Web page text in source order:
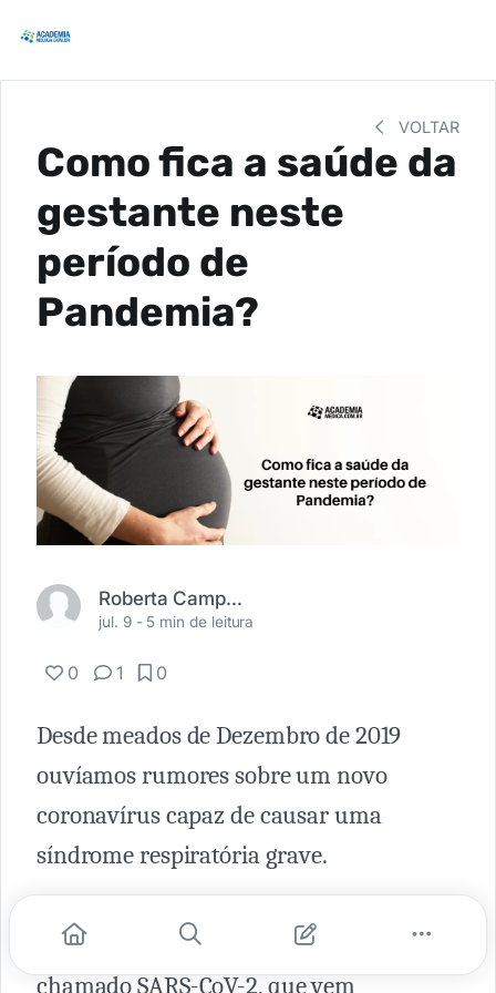
VOLTAR
Como fica a saúde da
gestante neste
período de
Pandemia?
Roberta Campos Cadidé
jul. 9 - 5 min de leitura
0 1 0
Desde meados de Dezembro de 2019
ouvíamos rumores sobre um novo
coronavírus capaz de causar uma
síndrome respiratória grave.
vivemos a Pandemia desse novo vírus, o
chamado SARS-CoV-2, que vem